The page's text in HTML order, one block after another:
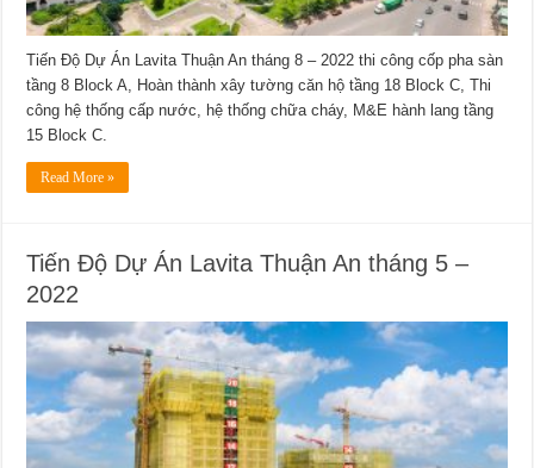
Tiến Độ Dự Án Lavita Thuận An tháng 8 – 2022 thi công cốp pha sàn
tầng 8 Block A, Hoàn thành xây tường căn hộ tầng 18 Block C, Thi
công hệ thống cấp nước, hệ thống chữa cháy, M&E hành lang tầng
15 Block C.
Read More »
Tiến Độ Dự Án Lavita Thuận An tháng 5 –
2022